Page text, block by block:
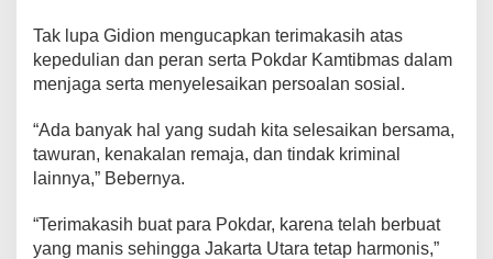
Tak lupa Gidion mengucapkan terimakasih atas
kepedulian dan peran serta Pokdar Kamtibmas dalam
menjaga serta menyelesaikan persoalan sosial.
“Ada banyak hal yang sudah kita selesaikan bersama,
tawuran, kenakalan remaja, dan tindak kriminal
lainnya,” Bebernya.
“Terimakasih buat para Pokdar, karena telah berbuat
yang manis sehingga Jakarta Utara tetap harmonis,”